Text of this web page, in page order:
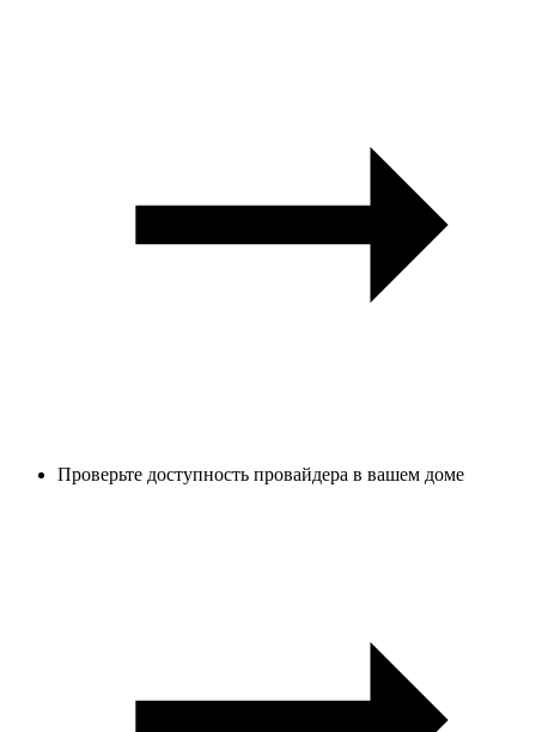
Проверьте доступность провайдера в вашем доме